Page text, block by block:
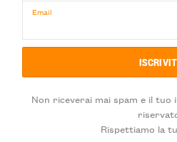
Email
Non riceverai mai spam e il
Rispettiamo la